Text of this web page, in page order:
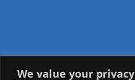
We value your privacy